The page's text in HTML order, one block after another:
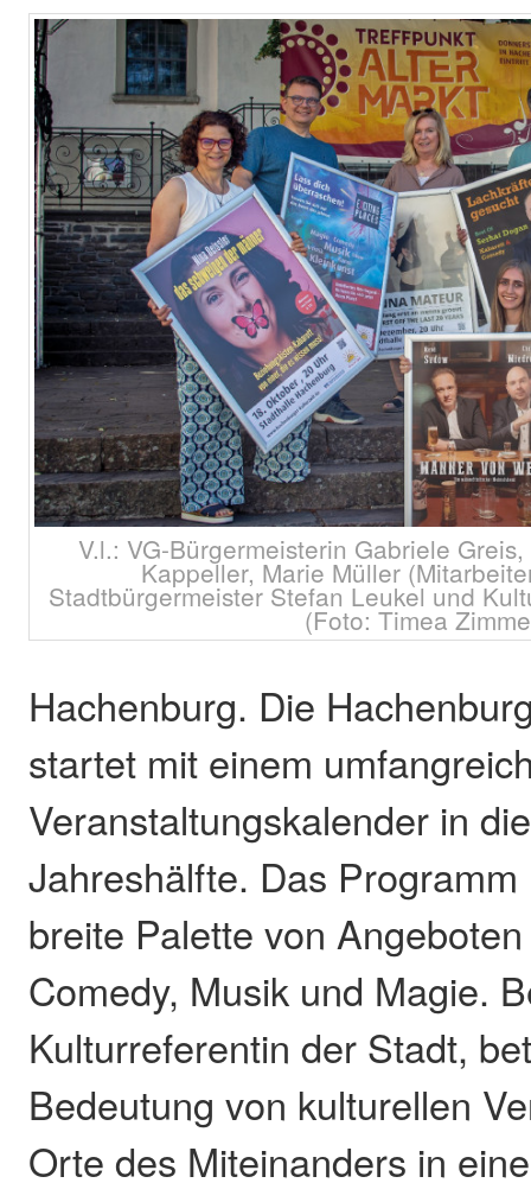
V.l.: VG-Bürgermeisterin Gabriele
Kappeller, Marie Müller
Stadtbürgermeister Stefan Leukel und
(Foto: Timea
Hachenburg. Die
startet mit einem
Veranstaltungskalender in
Jahreshälfte. Das
breite Palette von
Comedy, Musik und Magie.
Kulturreferentin der Stadt,
Bedeutung von kulturellen
Orte des Miteinanders in